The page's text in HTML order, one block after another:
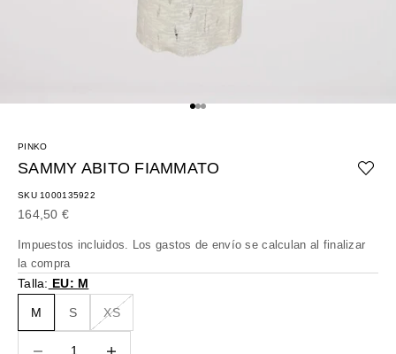
Ir al artículo 1
Ir al artículo 2
Ir al artículo 3
PINKO
SAMMY ABITO FIAMMATO
SKU 1000135922
Precio de oferta
164,50 €
Impuestos incluidos. Los gastos de envío se calculan al finalizar
la compra
Talla: EU: M
M S XS